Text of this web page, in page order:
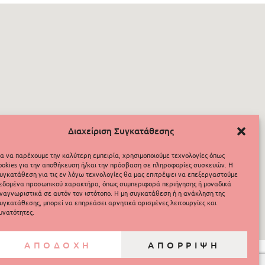
Διαχείριση Συγκατάθεσης
να παρέχουμε την καλύτερη εμπειρία, χρησιμοποιούμε τεχνολογίες όπως
για την αποθήκευση ή/και την πρόσβαση σε πληροφορίες συσκευών. Η
για τις εν λόγω τεχνολογίες θα μας επιτρέψει να επεξεργαστούμε
προσωπικού χαρακτήρα, όπως συμπεριφορά περιήγησης ή μοναδικά
σε αυτόν τον ιστότοπο. Η μη συγκατάθεση ή η ανάκληση της
μπορεί να επηρεάσει αρνητικά ορισμένες λειτουργίες και
ΑΠΟΔΟΧΗ ΑΠΟΡΡΙΨΗ